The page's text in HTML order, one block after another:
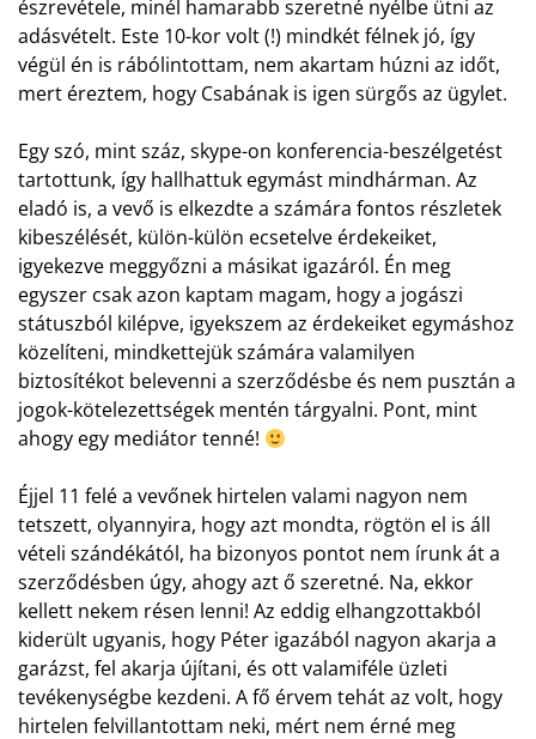
észrevétele, minél hamarabb szeretné nyélbe ütni az
adásvételt. Este 10-kor volt (!) mindkét félnek jó, így
végül én is rábólintottam, nem akartam húzni az időt,
mert éreztem, hogy Csabának is igen sürgős az ügylet.
Egy szó, mint száz, skype-on konferencia-beszélgetést
tartottunk, így hallhattuk egymást mindhárman. Az
eladó is, a vevő is elkezdte a számára fontos részletek
kibeszélését, külön-külön ecsetelve érdekeiket,
igyekezve meggyőzni a másikat igazáról. Én meg
egyszer csak azon kaptam magam, hogy a jogászi
státuszból kilépve, igyekszem az érdekeiket egymáshoz
közelíteni, mindkettejük számára valamilyen
biztosítékot belevenni a szerződésbe és nem pusztán a
jogok-kötelezettségek mentén tárgyalni. Pont, mint
ahogy egy mediátor tenné!
Éjjel 11 felé a vevőnek hirtelen valami nagyon nem
tetszett, olyannyira, hogy azt mondta, rögtön el is áll
vételi szándékától, ha bizonyos pontot nem írunk át a
szerződésben úgy, ahogy azt ő szeretné. Na, ekkor
kellett nekem résen lenni! Az eddig elhangzottakból
kiderült ugyanis, hogy Péter igazából nagyon akarja a
garázst, fel akarja újítani, és ott valamiféle üzleti
tevékenységbe kezdeni. A fő érvem tehát az volt, hogy
hirtelen felvillantottam neki, mért nem érné meg